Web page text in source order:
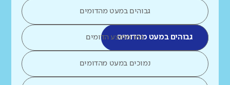
גבוהים במעט מהדומים
גבוהים במעט מהדומיםכמו ממוצע הדומים
נמוכים במעט מהדומים